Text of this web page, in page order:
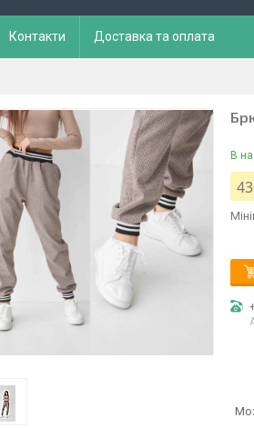
Контакти Доставка та оплата
В